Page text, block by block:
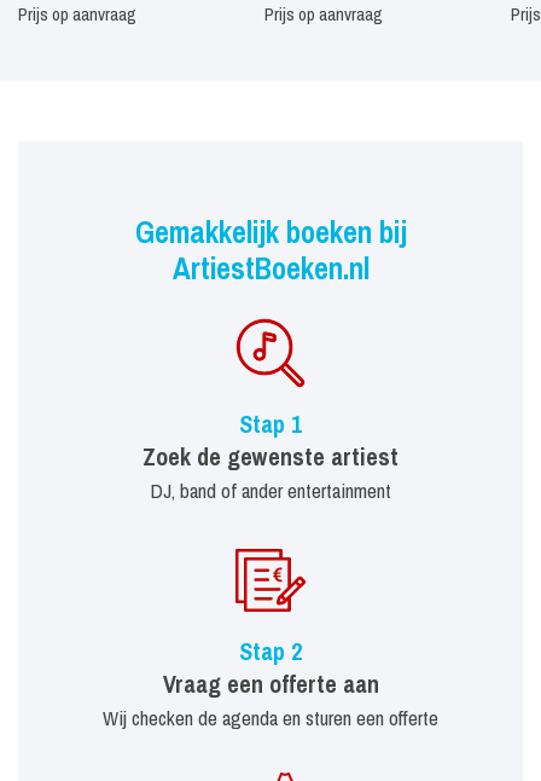
Prijs op aanvraag Prijs op aanvraag
Gemakkelijk boeken bij
ArtiestBoeken.nl
Stap 1
Zoek de gewenste artiest
DJ, band of ander entertainment
Stap 2
Vraag een offerte aan
Wij checken de agenda en sturen een offerte